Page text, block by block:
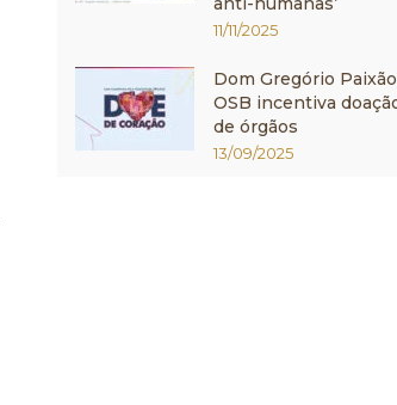
11/11/2025
Dom Gregório
OSB incentiva
de órgãos
13/09/2025